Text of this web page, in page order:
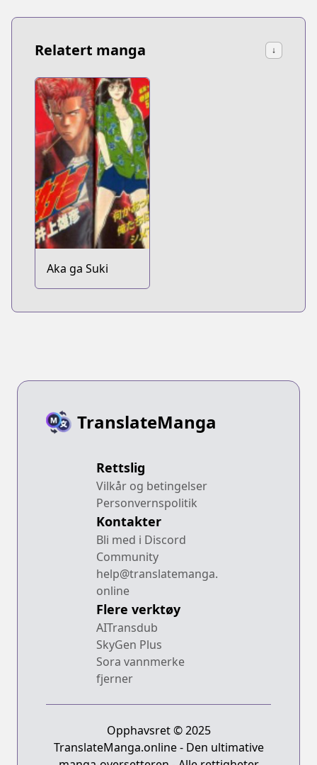
Relatert manga ↓
Aka ga Suki
TranslateManga
Rettslig
Vilkår og betingelser
Personvernspolitik
Kontakter
Bli med i Discord
Community
help@translatemanga.
online
Flere verktøy
AITransdub
SkyGen Plus
Sora vannmerke
fjerner
Opphavsret © 2025
TranslateManga.online - Den ultimative